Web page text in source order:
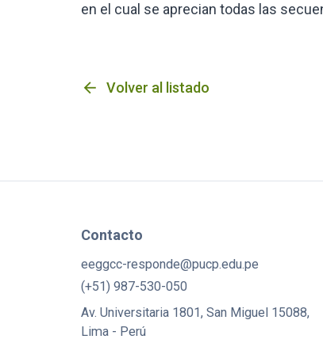
en el cual se aprecian todas las
arrow_back Volver al listado
Contacto
eeggcc-responde@pucp.edu.pe
(+51) 987-530-050
Av. Universitaria 1801, San Miguel 15088,
Lima - Perú